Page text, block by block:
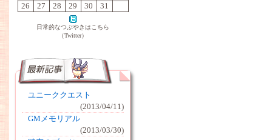
26
27 28 29 30 31
日常的なつぶやきはこちら
（Twitter）
ユニーククエスト
(2013/04/11)
GMメモリアル
(2013/03/30)